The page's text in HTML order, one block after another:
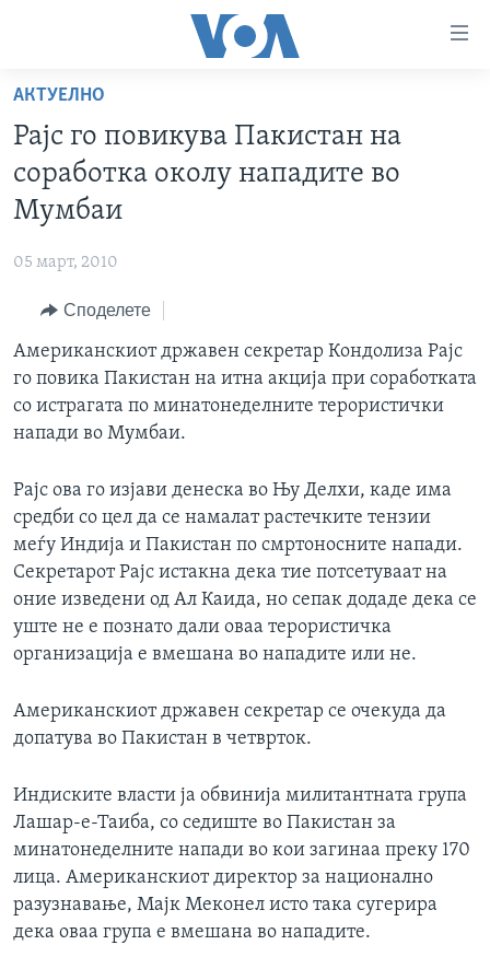
пристапност
Премини
на
главната
содржина
Премини
до
навигација
Пребарувај
РУБРИКИ
СВЕТ
ЕКОНОМИЈА
ПОЛИТИКА
НАУКА
ИНТЕРВЈУА
ФОТОГАЛЕРИИ
АРХИВИРАНА ПРОГРАМА
NEWSFLASH - АРХИВА
ВЕСТИ ОД САД ВО МИНУТА - АРХИВА
ЗА НАС
Learning English
НАКУСО...
Јазици
АКТУЕЛНО
Рајс го повикува Пакистан на
соработка околу нападите во
Мумбаи
05 март, 2010
Споделете
Американскиот државен секретар Кондолиза Рајс
го повика Пакистан на итна акција при соработката
со истрагата по минатонеделните терористички
напади во Мумбаи.
Рајс ова го изјави денеска во Њу Делхи, каде има
средби со цел да се намалат растечките тензии
меѓу Индија и Пакистан по смртоносните напади.
Секретарот Рајс истакна дека тие потсетуваат на
оние изведени од Ал Каида, но сепак додаде дека се
уште не е познато дали оваа терористичка
организација е вмешана во нападите или не.
Американскиот државен секретар се очекуда да
допатува во Пакистан в четврток.
Индиските власти ја обвинија милитантната група
Лашар-е-Таиба, со седиште во Пакистан за
минатонеделните напади во кои загинаа преку 170
лица. Американскиот директор за национално
разузнавање, Мајк Меконел исто така сугерира
дека оваа група е вмешана во нападите.